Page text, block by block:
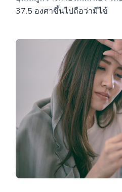
37.5 องศาขึ้นไปถือว่ามีไข้